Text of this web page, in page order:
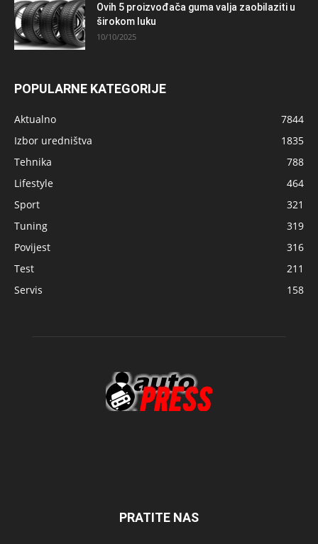
Ovih 5 proizvođača guma valja zaobilaziti u
širokom luku
10/10/2025
POPULARNE KATEGORIJE
Aktualno
7844
Izbor uredništva
1835
Tehnika
788
Lifestyle
464
Sport
321
Tuning
319
Povijest
316
Test
211
Servis
158
PRATITE NAS